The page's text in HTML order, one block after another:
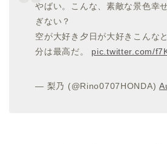
やばい。こんな、素敵な景色幸
ぎない？
空が大好き夕日が大好きこんな
分は最高だ。 pic.twitter.com/
— 梨乃 (@Rino0707HONDA)